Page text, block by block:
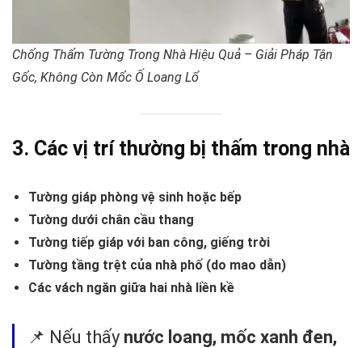
Chống Thấm Tường Trong Nhà Hiệu Quả – Giải Pháp Tận
Gốc, Không Còn Mốc Ố Loang Lổ
3. Các vị trí thường bị thấm trong nhà
Tường giáp phòng vệ sinh hoặc bếp
Tường dưới chân cầu thang
Tường tiếp giáp với ban công, giếng trời
Tường tầng trệt của nhà phố (do mao dẫn)
Các vách ngăn giữa hai nhà liền kề
📌 Nếu thấy nước loang, mốc xanh đen,